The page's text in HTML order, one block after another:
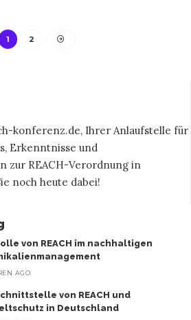
1 2
konferenz.de, Ihrer Anlaufstelle für
Erkenntnisse und
zur REACH-Verordnung in
noch heute dabei!
von REACH im nachhaltigen
AGO
von REACH und
in Deutschland